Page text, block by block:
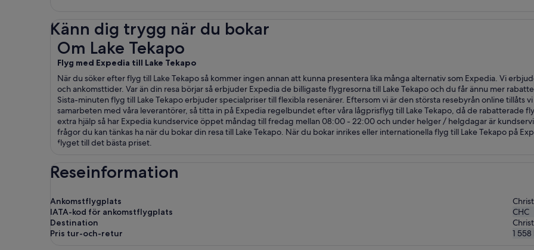
Känn dig trygg när du bokar
Om Lake Tekapo
Flyg med Expedia till Lake Tekapo
När du söker efter flyg till Lake Tekapo så kommer ingen annan att kunna presentera lika många alternativ som Expedia. Vi
och ankomsttider. Var än din resa börjar så erbjuder Expedia de billigaste flygresorna till Lake Tekapo och du får ännu mer
Sista-minuten flyg till Lake Tekapo erbjuder specialpriser till flexibla resenärer. Eftersom vi är den största resebyrån online tillåts
samarbeten med våra leverantörer, så titta in på Expedia regelbundet efter våra lågprisflyg till Lake Tekapo, då de rabatterade
extra hjälp så har Expedia kundservice öppet måndag till fredag mellan 08:00 - 22:00 och under helger / helgdagar är
frågor du kan tänkas ha när du bokar din resa till Lake Tekapo. När du bokar inrikes eller internationella flyg till Lake Tekapo på
flyget till det bästa priset.
Om Lake Tekapo
Reseinformation
Ankomstflygplats
IATA-kod för ankomstflygplats
CHC
Destination
Pris tur-och-retur
1 558